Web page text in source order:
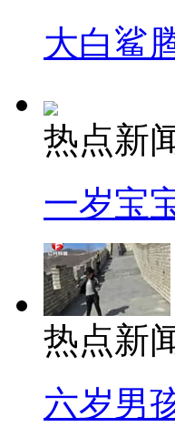
大白鲨
热点新
一岁宝
热点新
六岁男